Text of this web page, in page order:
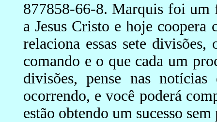
877858-66-8. Marquis foi um
a Jesus Cristo e hoje
relaciona essas sete
comando e o que cada um
divisões, pense nas
ocorrendo, e você poderá
estão obtendo um sucesso